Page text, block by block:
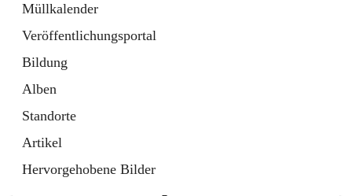
Müllkalender
Veröffentlichungsportal
Bildung
Alben
Standorte
Artikel
Hervorgehobene Bilder